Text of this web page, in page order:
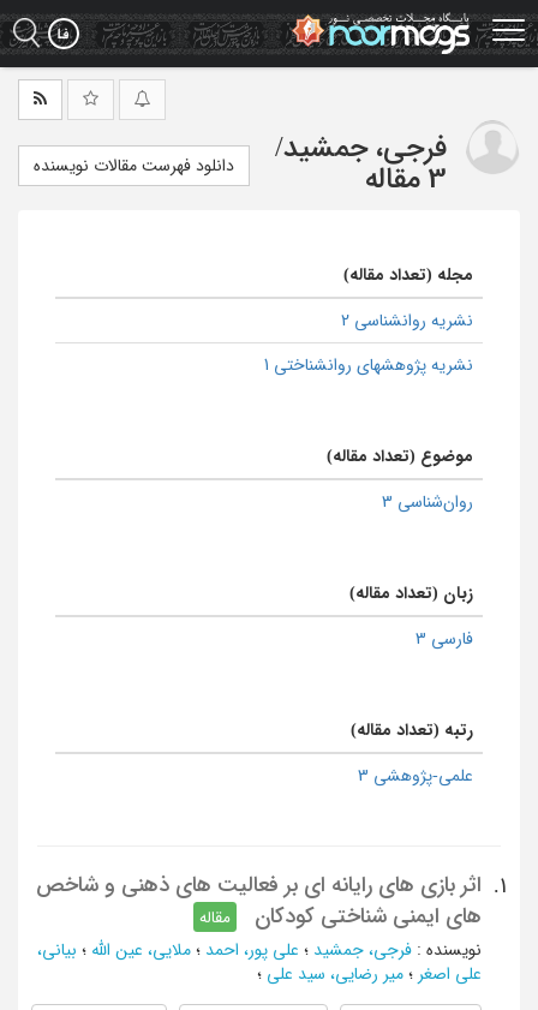
Skip
to
main
فرجی، جمشید/
3 مقاله
دانلود فهرست مقالات نویسنده
مجله (تعداد مقاله)
نشریه روانشناسی 2
نشریه پژوهشهای روانشناختی 1
موضوع (تعداد مقاله)
روان‌شناسی 3
زبان (تعداد مقاله)
فارسی 3
رتبه (تعداد مقاله)
علمی-پژوهشی 3
1.
اثر بازی های رایانه ای بر فعالیت های ذهنی و شاخص
های ایمنی شناختی کودکان
مقاله
نویسنده : فرجی، جمشید ؛ علی پور، احمد ؛ ملایی، عین الله ؛ بیانی،
علی اصغر ؛ میر رضایی، سید علی ؛